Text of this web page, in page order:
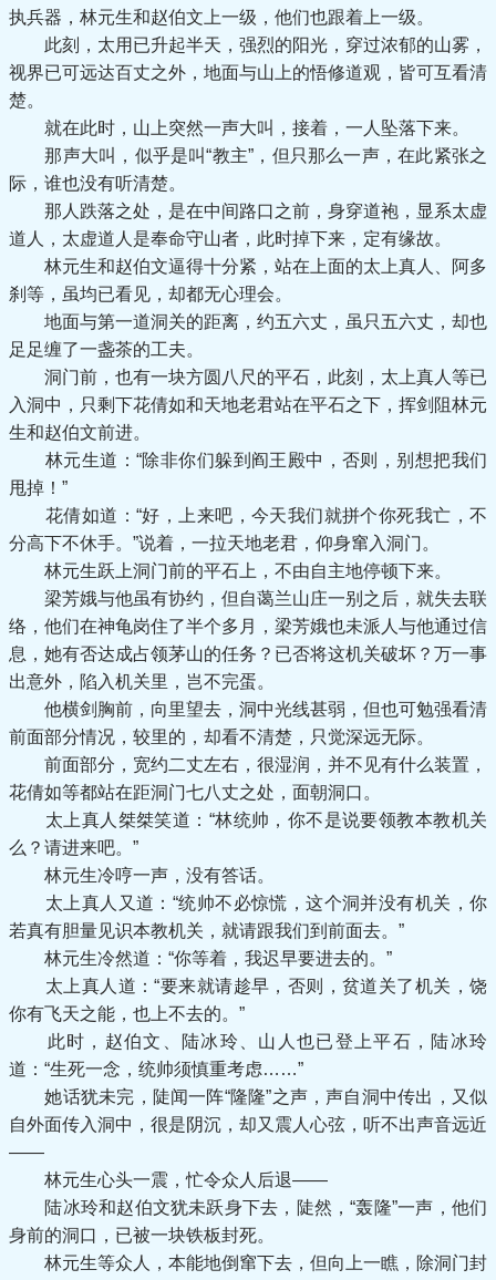
执兵器，林元生和赵伯文上一级，他们也跟着上一级。
此刻，太用已升起半天，强烈的阳光，穿过浓郁的山雾，
视界已可远达百丈之外，地面与山上的悟修道观，皆可互看清
楚。
就在此时，山上突然一声大叫，接着，一人坠落下来。
那声大叫，似乎是叫“教主”，但只那么一声，在此紧张之
际，谁也没有听清楚。
那人跌落之处，是在中间路口之前，身穿道袍，显系太虚
道人，太虚道人是奉命守山者，此时掉下来，定有缘故。
林元生和赵伯文逼得十分紧，站在上面的太上真人、阿多
刹等，虽均已看见，却都无心理会。
地面与第一道洞关的距离，约五六丈，虽只五六丈，却也
足足缠了一盏茶的工夫。
洞门前，也有一块方圆八尺的平石，此刻，太上真人等已
入洞中，只剩下花倩如和天地老君站在平石之下，挥剑阻林元
生和赵伯文前进。
林元生道：“除非你们躲到阎王殿中，否则，别想把我们
甩掉！”
花倩如道：“好，上来吧，今天我们就拼个你死我亡，不
分高下不休手。”说着，一拉天地老君，仰身窜入洞门。
林元生跃上洞门前的平石上，不由自主地停顿下来。
梁芳娥与他虽有协约，但自蔼兰山庄一别之后，就失去联
络，他们在神龟岗住了半个多月，梁芳娥也未派人与他通过信
息，她有否达成占领茅山的任务？已否将这机关破坏？万一事
出意外，陷入机关里，岂不完蛋。
他横剑胸前，向里望去，洞中光线甚弱，但也可勉强看清
前面部分情况，较里的，却看不清楚，只觉深远无际。
前面部分，宽约二丈左右，很湿润，并不见有什么装置，
花倩如等都站在距洞门七八丈之处，面朝洞口。
太上真人桀桀笑道：“林统帅，你不是说要领教本教机关
么？请进来吧。”
林元生冷哼一声，没有答话。
太上真人又道：“统帅不必惊慌，这个洞并没有机关，你
若真有胆量见识本教机关，就请跟我们到前面去。”
林元生冷然道：“你等着，我迟早要进去的。”
太上真人道：“要来就请趁早，否则，贫道关了机关，饶
你有飞天之能，也上不去的。”
此时，赵伯文、陆冰玲、山人也已登上平石，陆冰玲
道：“生死一念，统帅须慎重考虑……”
她话犹未完，陡闻一阵“隆隆”之声，声自洞中传出，又似
自外面传入洞中，很是阴沉，却又震人心弦，听不出声音远近
——
林元生心头一震，忙令众人后退——
陆冰玲和赵伯文犹未跃身下去，陡然，“轰隆”一声，他们
身前的洞口，已被一块铁板封死。
林元生等众人，本能地倒窜下去，但向上一瞧，除洞门封